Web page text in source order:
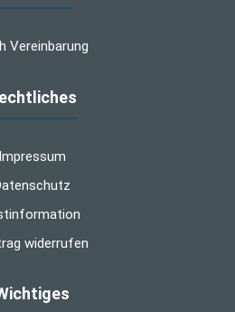
Vereinbarung
Impressum
widerrufen